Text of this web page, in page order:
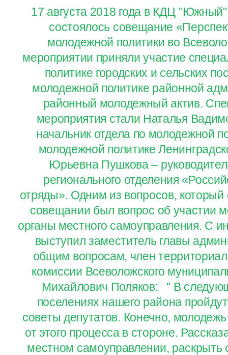
17 августа 2018 года в КДЦ
состоялось совещание
молодежной политики во
мероприятии приняли участие
политике городских и сельских
молодежной политике районной
районный молодежный актив.
мероприятия стали Наталья
начальник отдела по молодежной
молодежной политике
Юрьевна Пушкова –
регионального отделения
отряды». Одним из вопросов,
совещании был вопрос об участии
органы местного самоуправления. С
выступил заместитель главы
общим вопросам, член
комиссии Всеволожского
Михайлович Поляков: " В
поселениях нашего района
советы депутатов. Конечно,
от этого процесса в стороне.
местном самоуправлении,